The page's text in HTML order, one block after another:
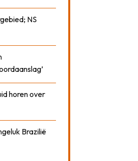
NS
horen over
Brazilië